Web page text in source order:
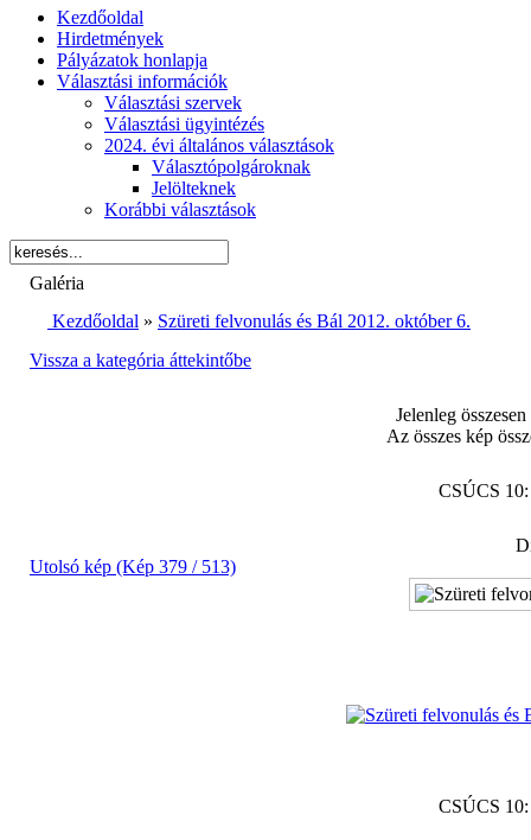
Kezdőoldal
Hirdetmények
Pályázatok honlapja
Választási információk
Választási szervek
Választási ügyintézés
2024. évi általános választások
Választópolgároknak
Jelölteknek
Korábbi választások
Galéria
Kezdőoldal » Szüreti felvonulás és Bál 2012. október 6.
Vissza a kategória áttekintőbe
Jelenleg
Az összes kép
CSÚCS
Utolsó kép (Kép 379 / 513)
CSÚCS